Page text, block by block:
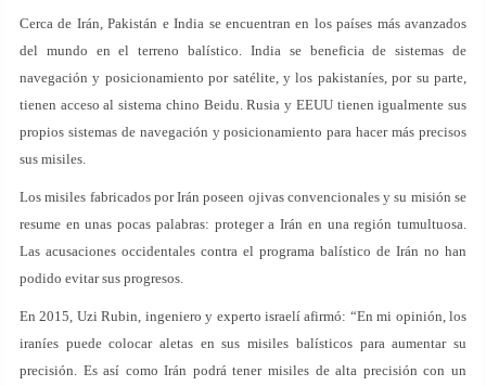
Cerca de Irán, Pakistán e India se encuentran en los países más avanzados
del mundo en el terreno balístico. India se beneficia de sistemas de
navegación y posicionamiento por satélite, y los pakistaníes, por su parte,
tienen acceso al sistema chino Beidu. Rusia y EEUU tienen igualmente sus
propios sistemas de navegación y posicionamiento para hacer más precisos
sus misiles.
Los misiles fabricados por Irán poseen ojivas convencionales y su misión se
resume en unas pocas palabras: proteger a Irán en una región tumultuosa.
Las acusaciones occidentales contra el programa balístico de Irán no han
podido evitar sus progresos.
En 2015, Uzi Rubin, ingeniero y experto israelí afirmó: “En mi opinión, los
iraníes puede colocar aletas en sus misiles balísticos para aumentar su
precisión. Es así como Irán podrá tener misiles de alta precisión con un